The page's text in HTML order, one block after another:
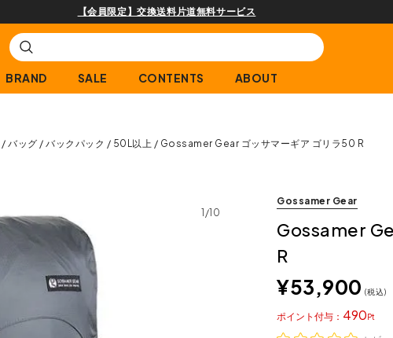
【会員限定】交換送料片道無料サービス
BRAND SALE CONTENTS ABOUT
バッグ バックパック 50L以上 Gossamer Gear ゴッサマーギア ゴリラ50 R
1/10
Gossamer Gear
Gossamer
R
¥53,900 税込
490
ポイント